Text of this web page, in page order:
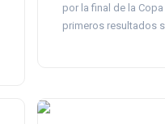
por la final de la
primeros resultados